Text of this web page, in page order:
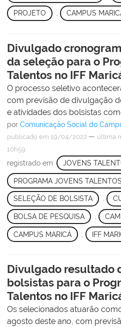
PROJETO CAMPUS
Divulgado
da seleção para o
Talentos no IFF
O processo seletivo
com previsão de divulgação
e atividades dos bolsistas
por Comunicação Social do
publicado em 19/04/2022 — última
10h59
registrado em: JOVENS
PROGRAMA JOVENS TALENTOS
SELEÇÃO DE BOLSISTA ,
BOLSA DE PESQUISA
CAMPUS MARICÁ IFF
Divulgado resultado
bolsistas para o
Talentos no IFF
Os selecionados atuarão
agosto deste ano, com